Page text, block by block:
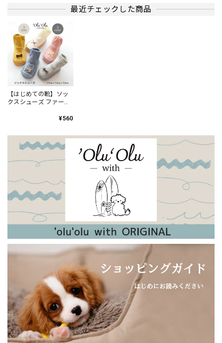
Ａ ミックスフルーツ／ピンク
2024/04/27
まだまだよだれが出てしまう赤ちゃんに、とてもピッタリな
商品です。
2024/04/27
他の方からの誕生祝いとダブらなそうなのを選んでみまし
よ！」と言ってもらえました。 ラッピングもとても可愛く、
大変喜んでもらえました！
2023/12/28
最近チェックした商品
【はじめての靴】ソッ
クスシューズ ファース
¥560